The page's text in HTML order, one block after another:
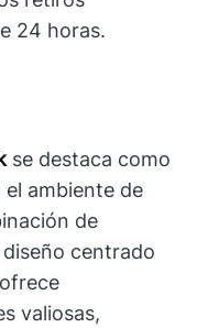
24 horas.
se destaca como
ambiente de
de
centrado
valiosas,